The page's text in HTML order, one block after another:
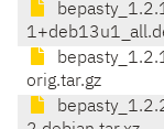
orig.tar.gz